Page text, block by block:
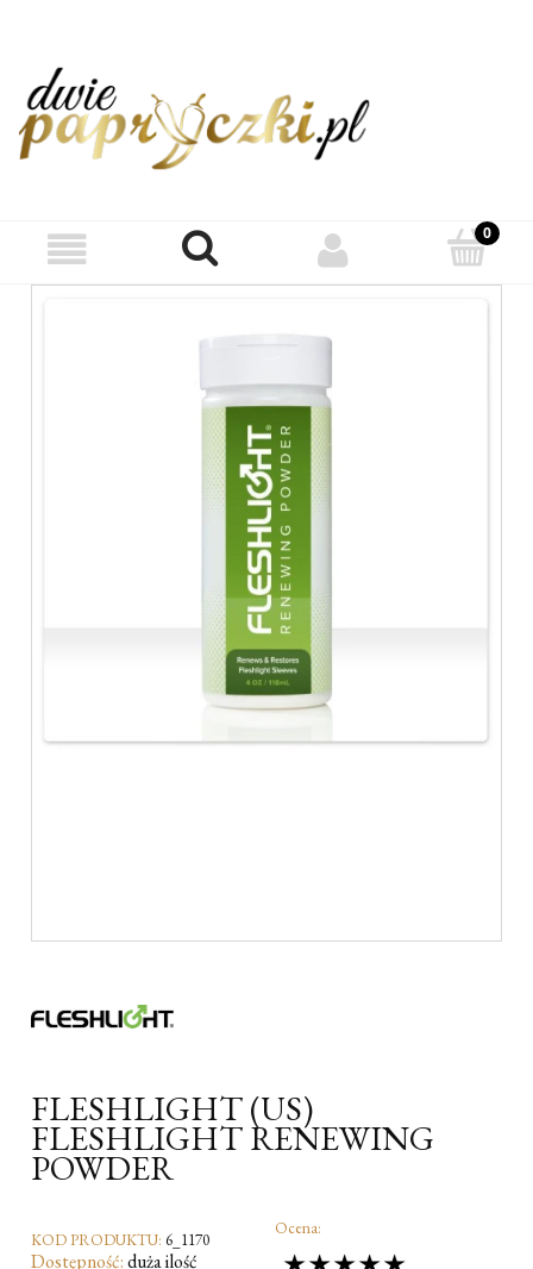
FLESHLIGHT (US)
FLESHLIGHT RENEWING
POWDER
KOD PRODUKTU: 6_1170
Dostępność:duża ilość
Ocena: